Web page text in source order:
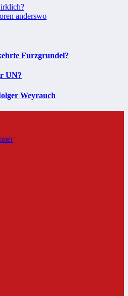
anderswo
Furzgrundel?
UN?
Weyrauch